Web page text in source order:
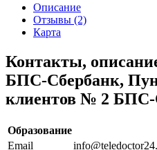
Описание
Отзывы (2)
Карта
Контакты,
БПС-Сбербанк,
клиентов № 2 БПС-
Образование
Email